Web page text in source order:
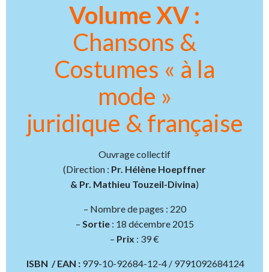
Volume XV :
Chansons &
Costumes « à la
mode »
juridique & française
Ouvrage collectif
(Direction : Pr. Hélène Hoepffner
& Pr. Mathieu Touzeil-Divina)
– Nombre de pages : 220
– Sortie: 18 décembre 2015
– Prix : 39 €
ISBN / EAN : 979-10-92684-12-4 / 9791092684124